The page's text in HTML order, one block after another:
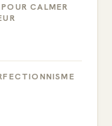
CALMER